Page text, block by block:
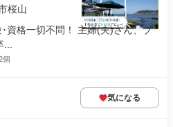
桜山
資格一切不問！ 主婦(夫)さん、ブ
個
気になる